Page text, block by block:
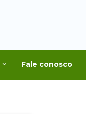
Fale conosco